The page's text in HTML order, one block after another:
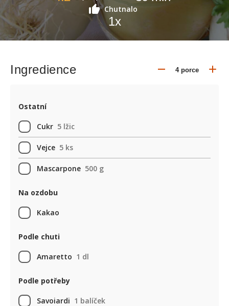
Chutnalo
1x
Ingredience
Ostatní
Cukr 5 lžic
Vejce 5 ks
Mascarpone 500 g
Na ozdobu
Kakao
Podle chuti
Amaretto 1 dl
Podle potřeby
Savoiardi 1 balíček